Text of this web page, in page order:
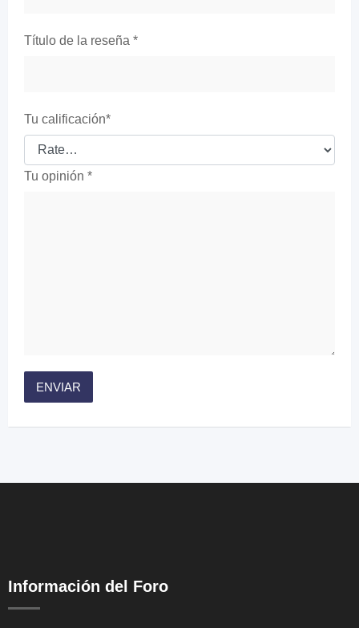
Título de la reseña *
Tu calificación*
Tu opinión *
Información del Foro